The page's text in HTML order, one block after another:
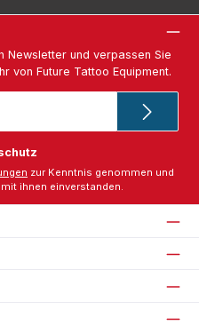
Newsletter und verpassen Sie
von Future Tattoo Equipment.
zur Kenntnis genommen und
ihnen einverstanden.